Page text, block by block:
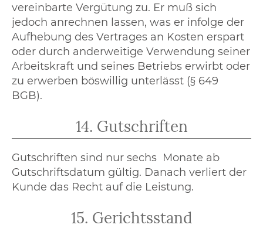
vereinbarte Vergütung zu. Er muß sich
jedoch anrechnen lassen, was er infolge der
Aufhebung des Vertrages an Kosten erspart
oder durch anderweitige Verwendung seiner
Arbeitskraft und seines Betriebs erwirbt oder
zu erwerben böswillig unterlässt (§ 649
BGB).
14. Gutschriften
Gutschriften sind nur sechs Monate ab
Gutschriftsdatum gültig. Danach verliert der
Kunde das Recht auf die Leistung.
15. Gerichtsstand